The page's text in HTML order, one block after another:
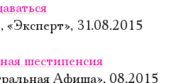
«Эксперт», 31.08.2015
шестипенсия
Афиша», 08.2015